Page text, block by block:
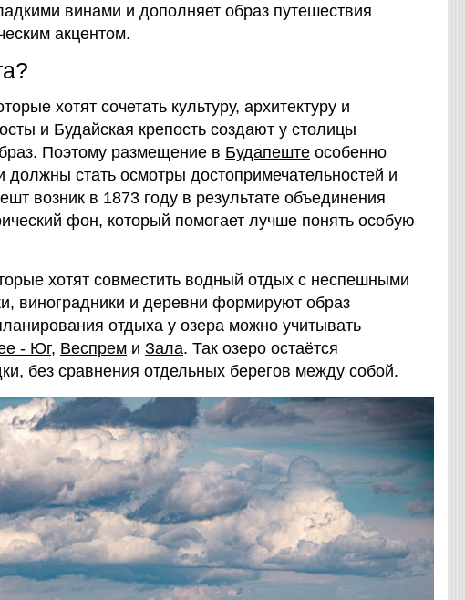
винами и дополняет образ путешествия
акцентом.
хотят сочетать культуру, архитектуру и
и Будайская крепость создают у столицы
Поэтому размещение в Будапеште особенно
должны стать осмотры достопримечательностей и
возник в 1873 году в результате объединения
фон, который помогает лучше понять особую
хотят совместить водный отдых с неспешными
виноградники и деревни формируют образ
отдыха у озера можно учитывать
- Юг, Веспрем и Зала. Так озеро остаётся
без сравнения отдельных берегов между собой.